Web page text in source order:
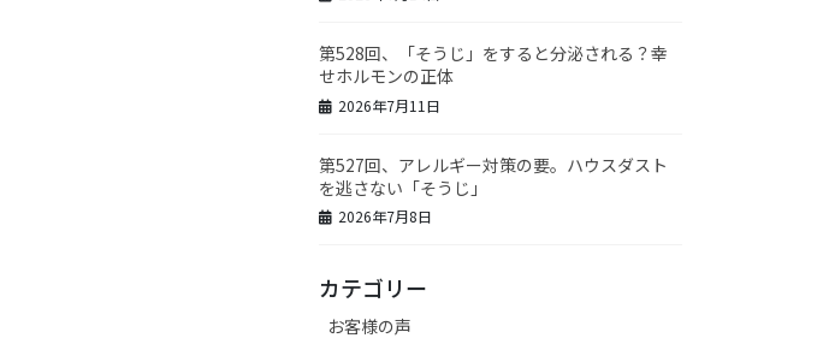
第528回、「そうじ」をすると分泌される？幸
せホルモンの正体
2026年7月11日
第527回、アレルギー対策の要。ハウスダスト
を逃さない「そうじ」
2026年7月8日
カテゴリー
お客様の声